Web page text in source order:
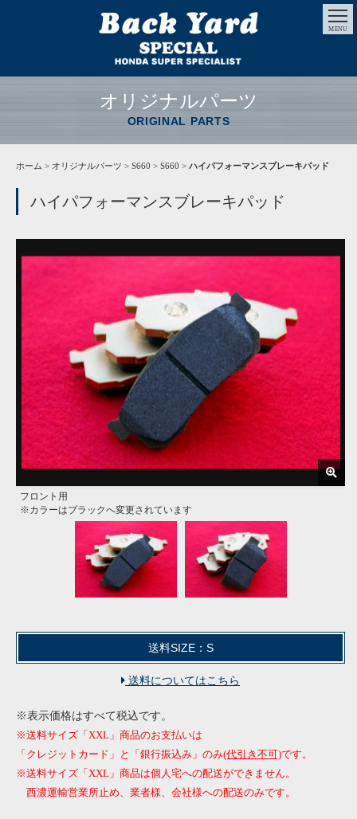
MENU
オリジナルパーツ
ORIGINAL PARTS
ホーム > オリジナルパーツ > S660 > S660 > ハイパフォーマンスブレーキパッド
ハイパフォーマンスブレーキパッド
フロント用
※カラーはブラックへ変更されています
リア用
※カラーはブラックへ変更されています
送料SIZE：S
送料についてはこちら
※表示価格はすべて税込です。
※送料サイズ「XXL」商品のお支払いは
「クレジットカード」と「銀行振込み」のみ(代引き不可)です。
※送料サイズ「XXL」商品は個人宅への配送ができません。
西濃運輸営業所止め、業者様、会社様への配送のみです。